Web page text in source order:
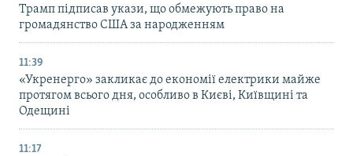
Трамп підписав укази, що обмежують право на
громадянство США за народженням
11:39
«Укренерго» закликає до економії електрики майже
протягом всього дня, особливо в Києві, Київщині та
Одещині
11:17